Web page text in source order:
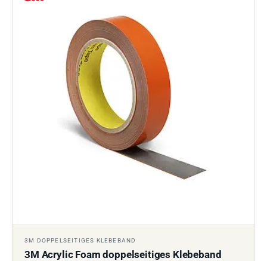
3M DOPPELSEITIGES KLEBEBAND
3M Acrylic Foam doppelseitiges Klebeband